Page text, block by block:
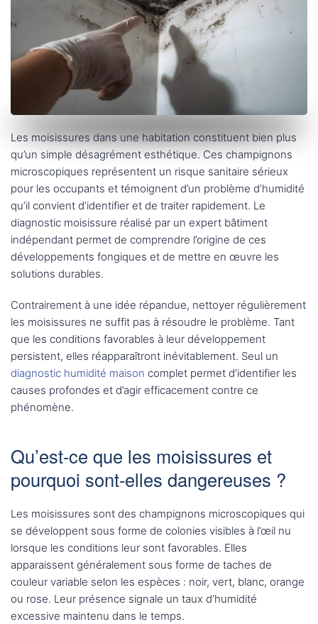
Les moisissures dans une habitation constituent bien plus
qu’un simple désagrément esthétique. Ces champignons
microscopiques représentent un risque sanitaire sérieux
pour les occupants et témoignent d’un problème d’humidité
qu’il convient d’identifier et de traiter rapidement. Le
diagnostic moisissure réalisé par un expert bâtiment
indépendant permet de comprendre l’origine de ces
développements fongiques et de mettre en œuvre les
solutions durables.
Contrairement à une idée répandue, nettoyer régulièrement
les moisissures ne suffit pas à résoudre le problème. Tant
que les conditions favorables à leur développement
persistent, elles réapparaîtront inévitablement. Seul un
diagnostic humidité maison complet permet d’identifier les
causes profondes et d’agir efficacement contre ce
phénomène.
Qu’est-ce que les moisissures et
pourquoi sont-elles dangereuses ?
Les moisissures sont des champignons microscopiques qui
se développent sous forme de colonies visibles à l’œil nu
lorsque les conditions leur sont favorables. Elles
apparaissent généralement sous forme de taches de
couleur variable selon les espèces : noir, vert, blanc, orange
ou rose. Leur présence signale un taux d’humidité
excessive maintenu dans le temps.